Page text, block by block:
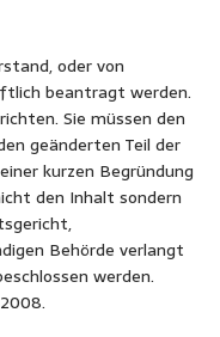
oder von
beantragt werden.
Sie müssen den
geänderten Teil der
kurzen Begründung
den Inhalt sondern
Behörde verlangt
werden.